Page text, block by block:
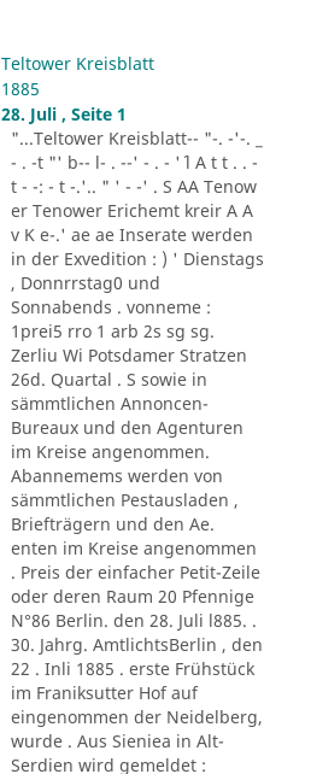
Teltower Kreisblatt
1885
28. Juli , Seite 1
"...Teltower Kreisblatt-- "-. -'-. _
- . -t "' b-- l- . --' - . - '´ l A t t . . -
t - -: - t -.'.. " ' - -' . S AA Tenow
er Tenower Erichemt kreir A A
v K e-.' ae ae Inserate werden
in der Exvedition : ) ' Dienstags
, Donnrrstag0 und
Sonnabends . vonneme :
1prei5 rro 1 arb 2s sg sg.
Zerliu Wi Potsdamer Stratzen
26d. Quartal . S sowie in
sämmtlichen Annoncen-
Bureaux und den Agenturen
im Kreise angenommen.
Abannemems werden von
sämmtlichen Pestausladen ,
Briefträgern und den Ae.
enten im Kreise angenommen
. Preis der einfacher Petit-Zeile
oder deren Raum 20 Pfennige
N°86 Berlin. den 28. Juli l885. .
30. Jahrg. AmtlichtsBerlin , den
22 . Inli 1885 . erste Frühstück
im Franiksutter Hof auf
eingenommen der Neidelberg,
wurde . Aus Sieniea in Alt-
Serdien wird gemeldet :